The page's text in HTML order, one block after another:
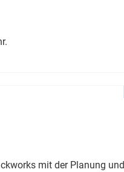
mit der Planung und